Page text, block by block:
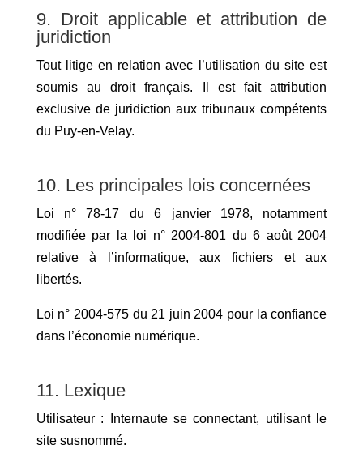
9. Droit applicable et attribution de
juridiction
Tout litige en relation avec l’utilisation du site est
soumis au droit français. Il est fait attribution
exclusive de juridiction aux tribunaux compétents
du Puy-en-Velay.
10. Les principales lois concernées
Loi n° 78-17 du 6 janvier 1978, notamment
modifiée par la loi n° 2004-801 du 6 août 2004
relative à l’informatique, aux fichiers et aux
libertés.
Loi n° 2004-575 du 21 juin 2004 pour la confiance
dans l’économie numérique.
11. Lexique
Utilisateur : Internaute se connectant, utilisant le
site susnommé.